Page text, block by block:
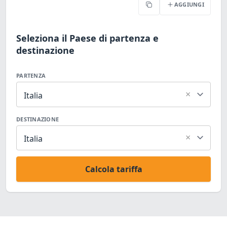
Copia AGGIUNGI
Seleziona il Paese di partenza e
destinazione
PARTENZA
Italia ×
DESTINAZIONE
Italia ×
Calcola tariffa